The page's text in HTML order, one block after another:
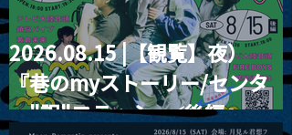
2026.08.15 |【観覧】夜）
『巷のmyストーリー/センタ
ー"訳"フラッシュ⚡️後編』